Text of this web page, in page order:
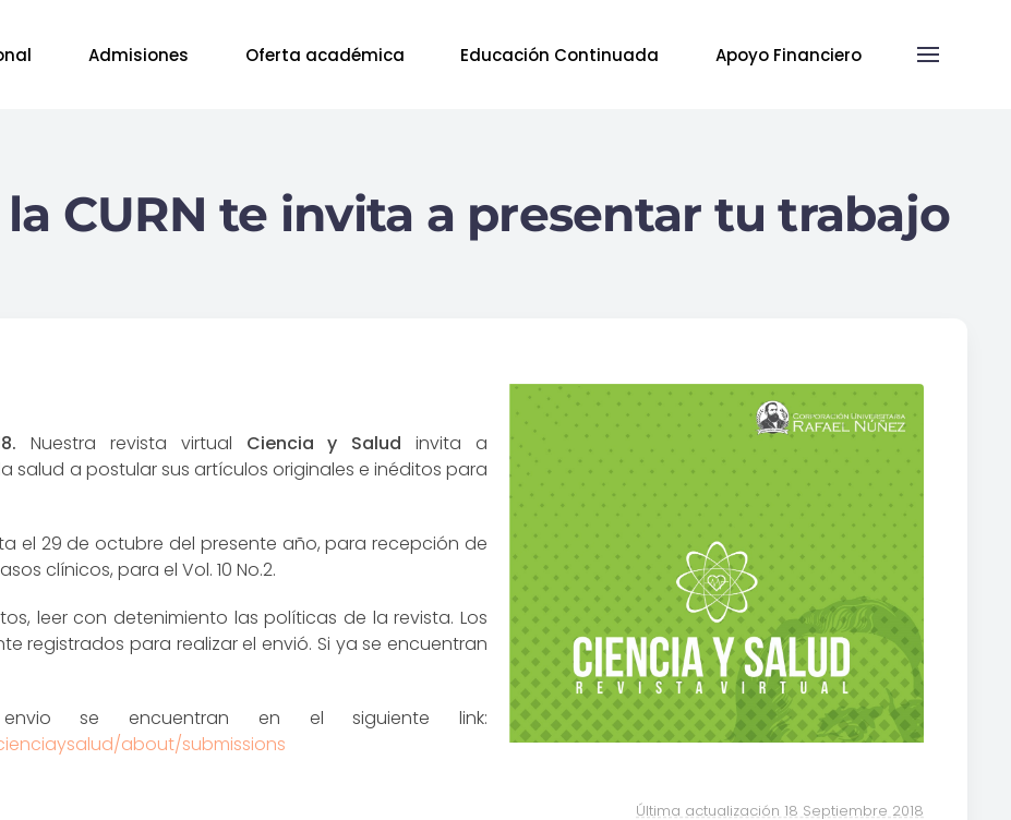
Admisiones Oferta académica Educación Continuada Apoyo Financiero
CURN te invita a presentar tu trabajo
Nuestra revista virtual Ciencia y Salud invita a
salud a postular sus artículos originales e inéditos para
el 29 de octubre del presente año, para recepción de
clínicos, para el Vol. 10 No.2.
leer con detenimiento las políticas de la revista. Los
registrados para realizar el envió. Si ya se encuentran
se encuentran en el siguiente link:
about/submissions
Última actualización 18 Septiembre 2018